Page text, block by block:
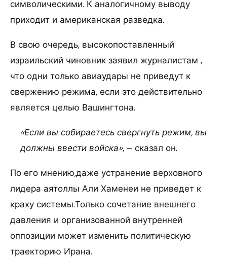
символическими. К аналогичному выводу
приходит и американская разведка.
В свою очередь, высокопоставленный
израильский чиновник заявил журналистам ,
что одни только авиаудары не приведут к
свержению режима, если это действительно
является целью Вашингтона.
«Если вы собираетесь свергнуть режим, вы
должны ввести войска», – сказал он.
По его мнению,даже устранение верховного
лидера аятоллы Али Хаменеи не приведет к
краху системы.Только сочетание внешнего
давления и организованной внутренней
оппозиции может изменить политическую
траекторию Ирана.